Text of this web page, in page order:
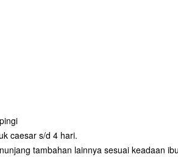
caesar s/d 4 hari.
tambahan lainnya sesuai keadaan